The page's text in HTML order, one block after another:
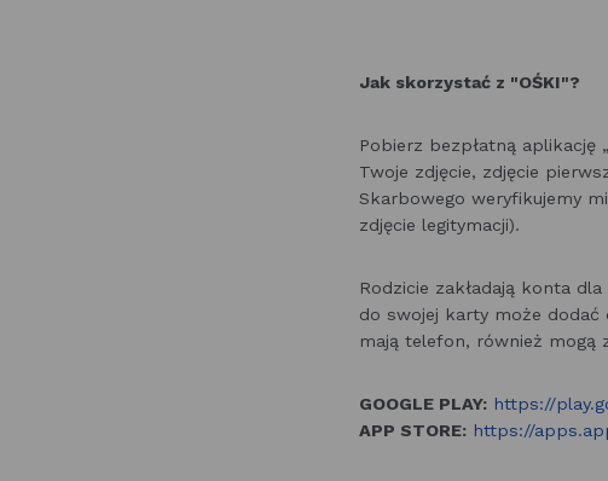
Jak skorzystać z "OŚKI"?
Pobierz bezpłatną aplikację
Twoje zdjęcie, zdjęcie
Skarbowego weryfikujemy
zdjęcie legitymacji).
Rodzicie zakładają konta
do swojej karty może dodać
mają telefon, również mogą
GOOGLE PLAY: https://
APP STORE: https://